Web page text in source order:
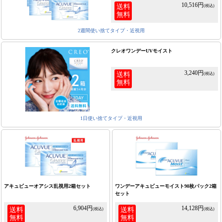
送料
無料
10,516円 (税込)
2週間使い捨てタイプ・近視用
クレオワンデーUVモイスト
送料
無料
3,240円 (税込)
1日使い捨てタイプ・近視用
アキュビューオアシス乱視用2箱セット
送料
無料
6,904円(税込)
ワンデーアキュビューモイスト90枚パック2箱
セット
送料
無料
14,128円(税込)